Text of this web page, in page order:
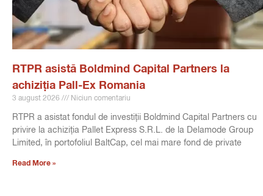
RTPR asistă Boldmind Capital Partners la
achiziția Pall-Ex Romania
3 august 2026 Niciun comentariu
RTPR a asistat fondul de investiții Boldmind Capital Partners cu
privire la achiziția Pallet Express S.R.L. de la Delamode Group
Limited, în portofoliul BaltCap, cel mai mare fond de private
Read More »